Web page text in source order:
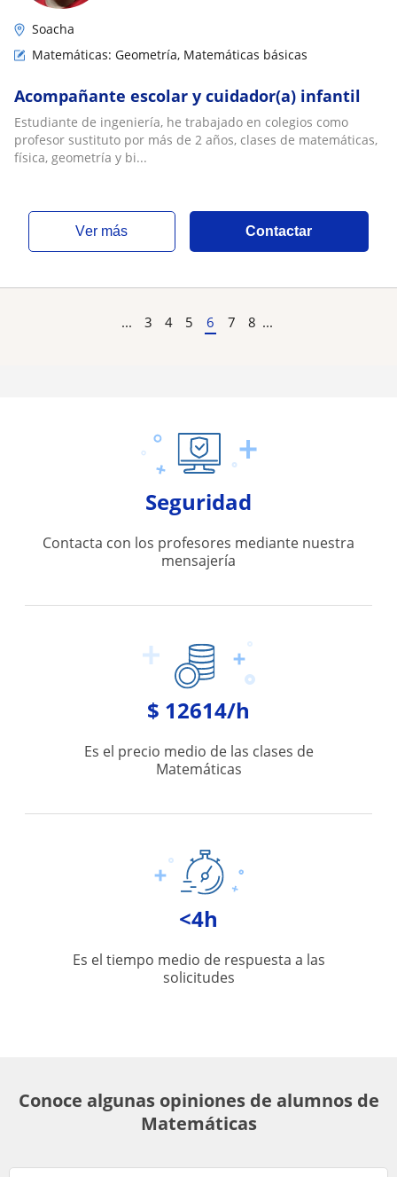
Soacha
Matemáticas: Geometría, Matemáticas básicas
Acompañante escolar y cuidador(a) infantil
Estudiante de ingeniería, he trabajado en colegios como
profesor sustituto por más de 2 años, clases de matemáticas,
física, geometría y bi...
ver más Contactar
... 3 4 5 6 7 8 ...
Seguridad
Contacta con los profesores mediante nuestra
mensajería
$ 12614/h
Es el precio medio de las clases de
Matemáticas
<4h
Es el tiempo medio de respuesta a las
solicitudes
Conoce algunas opiniones de alumnos de
Matemáticas